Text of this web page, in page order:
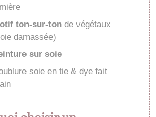
ton-sur-tonde végétaux
damassée)
sur soie
soie en tie & dye fait